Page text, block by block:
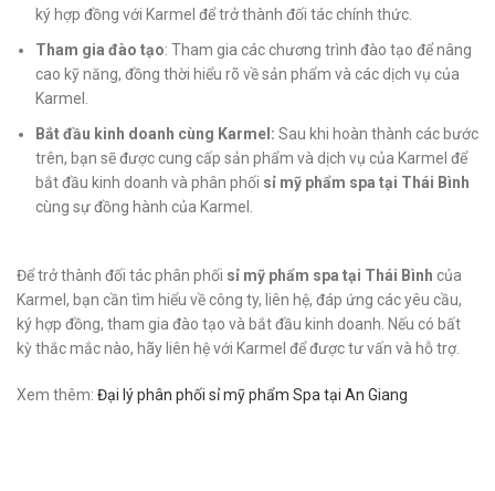
ký hợp đồng với Karmel để trở thành đối tác chính thức.
Tham gia đào tạo: Tham gia các chương trình đào tạo để nâng
cao kỹ năng, đồng thời hiểu rõ về sản phẩm và các dịch vụ của
Karmel.
Bắt đầu kinh doanh cùng Karmel: Sau khi hoàn thành các bước
trên, bạn sẽ được cung cấp sản phẩm và dịch vụ của Karmel để
bắt đầu kinh doanh và phân phối sỉ mỹ phẩm spa tại Thái Bình
cùng sự đồng hành của Karmel.
Để trở thành đối tác phân phối sỉ mỹ phẩm spa tại Thái Bình của
Karmel, bạn cần tìm hiểu về công ty, liên hệ, đáp ứng các yêu cầu,
ký hợp đồng, tham gia đào tạo và bắt đầu kinh doanh. Nếu có bất
kỳ thắc mắc nào, hãy liên hệ với Karmel để được tư vấn và hỗ trợ.
Xem thêm: Đại lý phân phối sỉ mỹ phẩm Spa tại An Giang